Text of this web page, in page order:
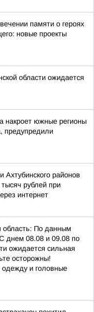
памяти о героях
новые проекты
области ожидается
накроет южные регионы
предупредили
Ахтубинского районов
рублей при
интернет
По данным
днем 08.08 и 09.08 по
ожидается сильная
осторожны!
и головные